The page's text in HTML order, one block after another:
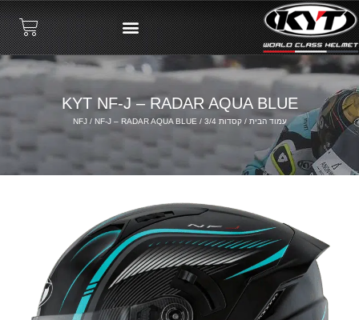
KYT NF-J – RADAR AQUA BLUE
עמוד הבית /קסדות 3/4 /
NFJ/ NF-J – RADAR AQUA BLUE